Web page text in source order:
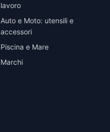
lavoro
Auto e Moto: utensili e
accessori
Piscina e Mare
Marchi